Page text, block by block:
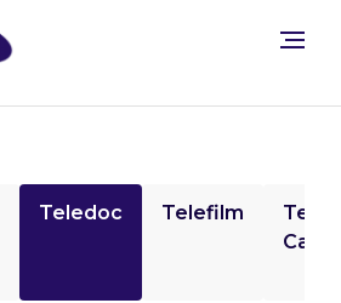
Teledoc Telefilm